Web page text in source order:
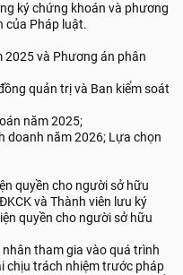
ký chứng khoán và phương
của Pháp luật.
2025 và Phương án phân
quản trị và Ban kiểm soát
năm 2025;
doanh năm 2026; Lựa chọn
quyền cho người sở hữu
và Thành viên lưu ký
quyền cho người sở hữu
nhân tham gia vào quá trình
chịu trách nhiệm trước pháp